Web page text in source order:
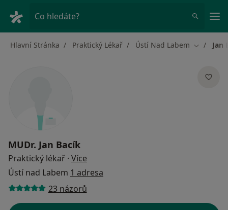
Co hledáte?
Hlavní Stránka Praktický Lékař Ústí Nad Labem ZměnaJan
MUDr. Jan Bacík
Praktický lékař · Více
Ústí nad Labem 1 adresa
23 názorů